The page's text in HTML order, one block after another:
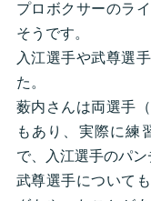
プロボクサーのラ
そうです。
入江選手や武尊選
た。
薮内さんは両選手
もあり、実際に練
で、入江選手のパン
武尊選手について